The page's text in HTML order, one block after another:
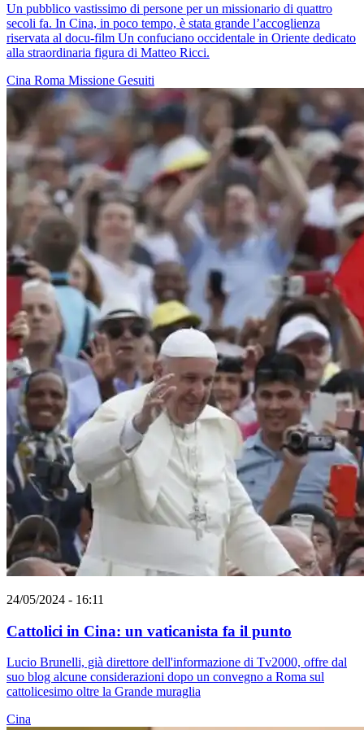
Un pubblico vastissimo di persone per un missionario di quattro
secoli fa. In Cina, in poco tempo, è stata grande l’accoglienza
riservata al docu-film Un confuciano occidentale in Oriente dedicato
alla straordinaria figura di Matteo Ricci.
Cina Roma Missione Gesuiti
24/05/2024 - 16:11
Cattolici in Cina: un vaticanista fa il punto
Lucio Brunelli, già direttore dell'informazione di Tv2000, offre dal
suo blog alcune considerazioni dopo un convegno a Roma sul
cattolicesimo oltre la Grande muraglia
Cina